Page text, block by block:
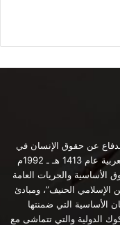
عن حقوق الإنسان في
شبه الجزيرة العربية عام 1413 هـ ـ 1992م
الأساسية والحريات العامة
الإسلامي الحنيف”، ومبادئ
الأساسية التي ضمنتها
الدولية والتي تتماشى مع